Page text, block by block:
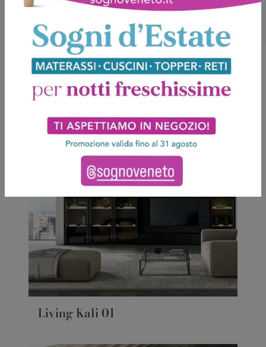
Potrebbero piacerti anche
Living Kali 01